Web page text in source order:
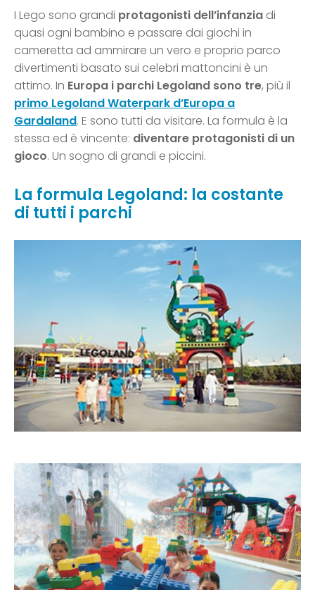
I Lego sono grandi protagonisti dell’infanzia di
quasi ogni bambino e passare dai giochi in
cameretta ad ammirare un vero e proprio parco
divertimenti basato sui celebri mattoncini è un
attimo. In Europa i parchi Legoland sono tre, più il
primo Legoland Waterpark d’Europa a
Gardaland. E sono tutti da visitare. La formula è la
stessa ed è vincente: diventare protagonisti di un
gioco. Un sogno di grandi e piccini.
La formula Legoland: la costante
di tutti i parchi